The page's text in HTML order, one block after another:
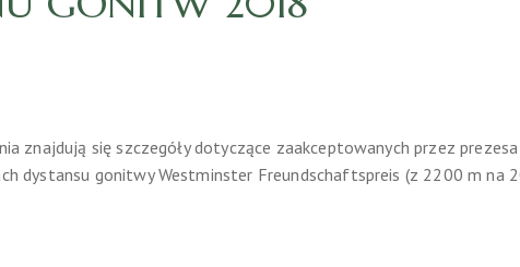
znajdują się szczegóły dotyczące zaakceptowanych przez
dystansu gonitwy Westminster Freundschaftspreis (z 2200 m na